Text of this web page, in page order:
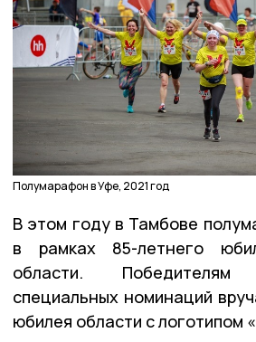
Полумарафон в Уфе, 2021 год
В этом году в Тамбове
в рамках 85-летнего
области.
специальных номинаций
юбилея области с логотипом